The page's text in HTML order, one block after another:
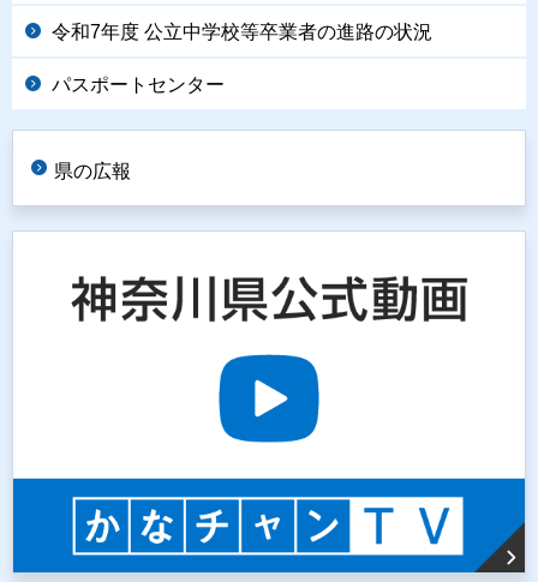
令和7年度 公立中学校等卒業者の進路の状況
パスポートセンター
県の広報